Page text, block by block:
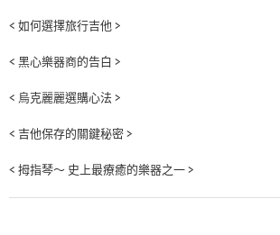
< 如何選擇旅行吉他 >
< 黑心樂器商的告白 >
< 烏克麗麗選購心法 >
< 吉他保存的關鍵秘密 >
< 拇指琴～ 史上最療癒的樂器之一 >